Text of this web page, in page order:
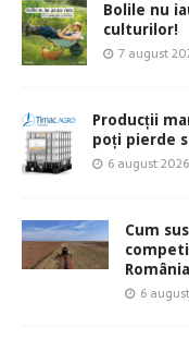
Bolile nu
culturilor!
7 august
Producții
poți pierde
6 august 2026
Cum
România
6